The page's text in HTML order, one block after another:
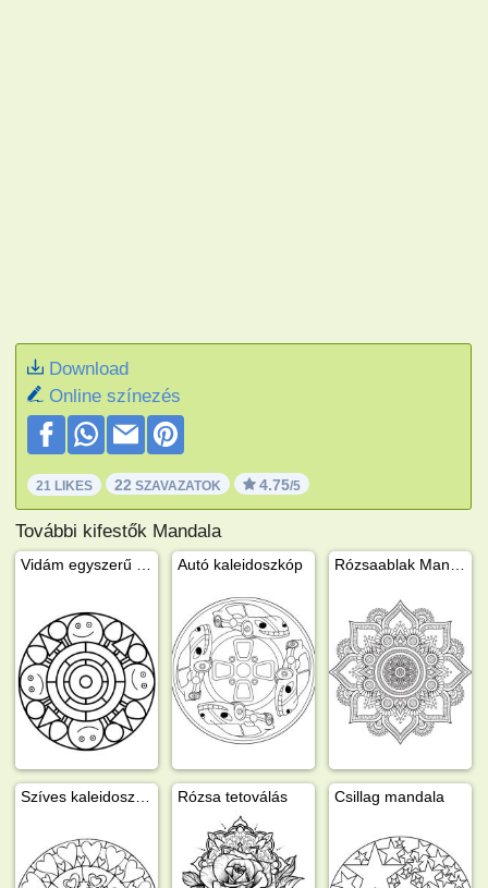
Download
Online színezés
21 LIKES 22 SZAVAZATOK 4.75/5
További kifestők Mandala
Autó kaleidoszkóp
Rózsa tetoválás Csillag mandala